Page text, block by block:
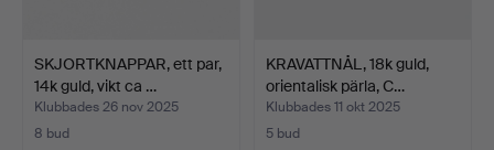
SKJORTKNAPPAR, ett par,
14k guld, vikt ca …
Klubbades 26 nov 2025
8 bud
KRAVATTNÅL, 18k guld,
orientalisk pärla, C…
Klubbades 11 okt 2025
5 bud